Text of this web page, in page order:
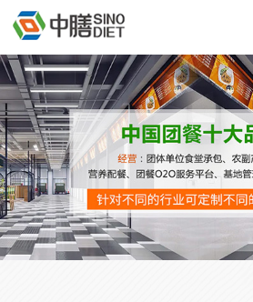
网站首页
食堂管理
团餐服务
成功案例
新闻动态
人才招聘
关于公司